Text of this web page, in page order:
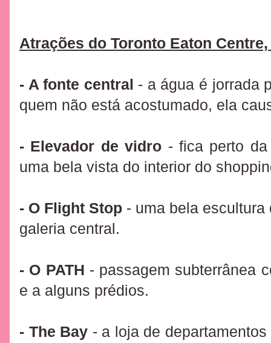
Atrações do Toronto Eaton
- A fonte central - a água é jorrada
quem não está acostumado, ela
- Elevador de vidro - fica perto
uma bela vista do interior do
- O Flight Stop - uma bela
galeria central.
- O PATH - passagem subterrânea
e a alguns prédios.
- The Bay - a loja de